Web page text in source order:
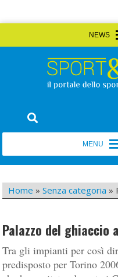
to
Sport&Impianti
Home »Senza categoria »
Palazzo del ghiaccio
Tra gli impianti per così
predisposto per Torino